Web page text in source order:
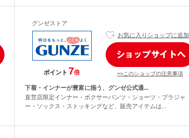
グンゼストア
ポイント 7倍
お気に入りショップに追加
>>このショップの注意事項
下着・インナーが豊富に揃う、グンゼ公式通...
直営店限定インナー・ボクサーパンツ・ショーツ・ブラジャ
ー・ソックス・ストッキングなど、販売アイテムは...